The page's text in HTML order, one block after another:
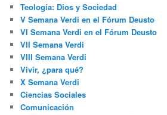
Teología: Dios y Sociedad
V Semana Verdi en el Fórum Deusto
VI Semana Verdi en el Fórum Deusto
VII Semana Verdi
VIII Semana Verdi
Vivir, ¿para qué?
X Semana Verdi
Ciencias Sociales
Comunicación